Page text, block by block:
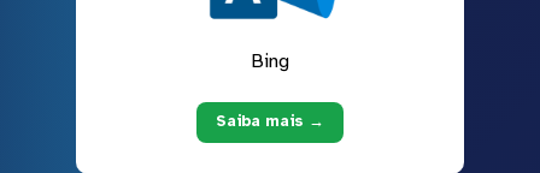
Bing
Saiba mais →